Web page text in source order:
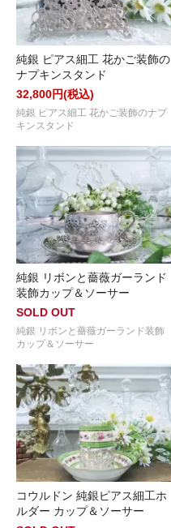
純銀 ピアス細工 花かご装飾の
ナプキンスタンド
32,800円(税込)
純銀 ピアス細工 花かご装飾のナプ
キンスタンド
純銀 リボンと薔薇ガーランド
装飾カップ＆ソーサー
SOLD OUT
純銀 リボンと薔薇ガーランド装飾
カップ＆ソーサー
コウルドン 純銀ピアス細工ホ
ルダー カップ＆ソーサー